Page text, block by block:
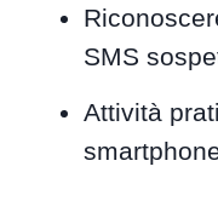
SMS
Attività